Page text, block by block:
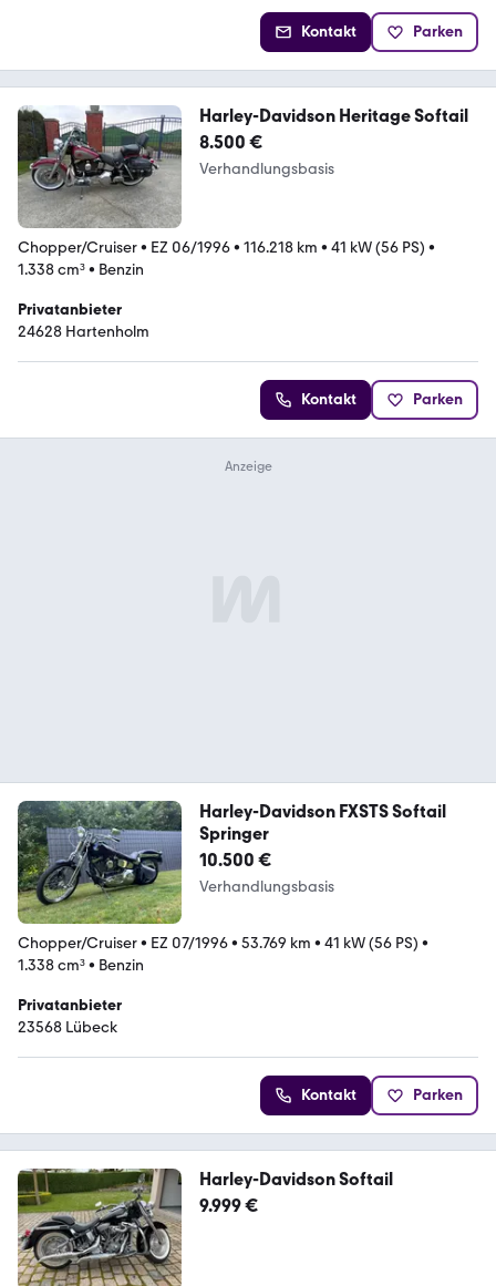
Kontakt Parken
Harley-Davidson Heritage Softail
8.500 €
Verhandlungsbasis
Chopper/Cruiser• EZ 06/1996• 116.218 km • 41 kW (56 PS) •
1.338 cm³• Benzin
Privatanbieter
24628 Hartenholm
Kontakt Parken
Harley-Davidson FXSTS Softail
Springer
10.500 €
Verhandlungsbasis
Chopper/Cruiser• EZ 07/1996• 53.769 km • 41 kW (56 PS) •
1.338 cm³• Benzin
Privatanbieter
23568 Lübeck
Kontakt Parken
Harley-Davidson Softail
9.999 €